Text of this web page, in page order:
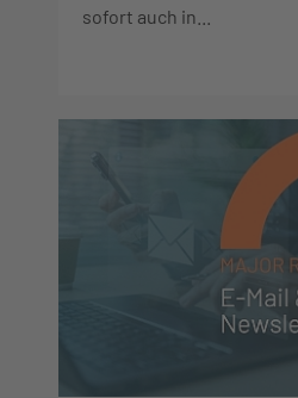
sofort auch in...